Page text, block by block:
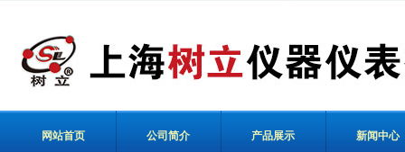
网站首页 公司简介 产品展示 新闻中心